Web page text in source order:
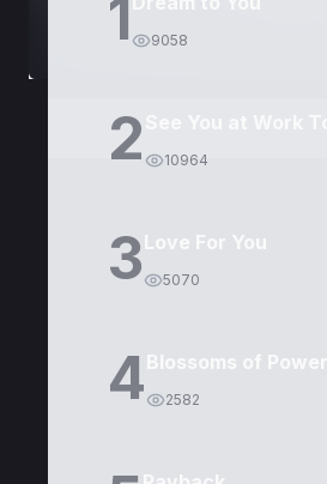
1 9058
2 10964
3Love For You
5070
4Blossoms of Power
2582